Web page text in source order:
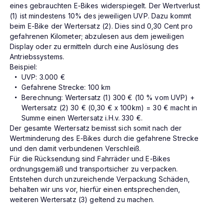
eines gebrauchten E-Bikes widerspiegelt. Der Wertverlust
(1) ist mindestens 10% des jeweiligen UVP. Dazu kommt
beim E-Bike der Wertersatz (2). Dies sind 0,30 Cent pro
gefahrenen Kilometer; abzulesen aus dem jeweiligen
Display oder zu ermitteln durch eine Auslösung des
Antriebssystems.
Beispiel:
UVP: 3.000 €
Gefahrene Strecke: 100 km
Berechnung: Wertersatz (1) 300 € (10 % vom UVP) +
Wertersatz (2) 30 € (0,30 € x 100km) = 30 € macht in
Summe einen Wertersatz i.H.v. 330 €.
Der gesamte Wertersatz bemisst sich somit nach der
Wertminderung des E-Bikes durch die gefahrene Strecke
und den damit verbundenen Verschleiß.
Für die Rücksendung sind Fahrräder und E-Bikes
ordnungsgemäß und transportsicher zu verpacken.
Entstehen durch unzureichende Verpackung Schäden,
behalten wir uns vor, hierfür einen entsprechenden,
weiteren Wertersatz (3) geltend zu machen.